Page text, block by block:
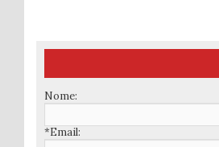
Nome:
*Email: